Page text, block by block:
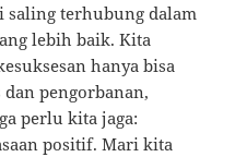
saling terhubung dalam
lebih baik. Kita
hanya bisa
pengorbanan,
perlu kita jaga:
positif. Mari kita